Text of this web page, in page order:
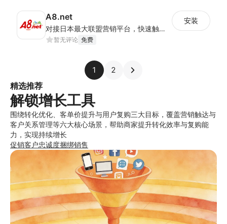
A8.net
对接日本最大联盟营销平台，快速触达日本消费者并提升营销效果
暂无评论 免费
安装
1 2
精选推荐
解锁增长工具
围绕转化优化、客单价提升与用户复购三大目标，覆盖营销触达与
客户关系管理等六大核心场景，帮助商家提升转化效率与复购能
力，实现持续增长
促销客户忠诚度捆绑销售